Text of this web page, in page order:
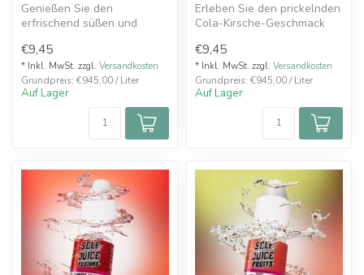
Genießen Sie den
erfrischend süßen und
Fuji Apple, der d...
€9,45
* Inkl. MwSt. zzgl. Versandkosten
Grundpreis: €945,00 / Liter
Auf Lager
Erleben Sie den prickelnden
Cola-Kirsche-Geschmack
Bottles...
€9,45
* Inkl. MwSt. zzgl. Versandkosten
Grundpreis: €945,00 / Liter
Auf Lager